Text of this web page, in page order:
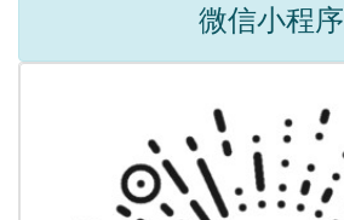
微信小程序